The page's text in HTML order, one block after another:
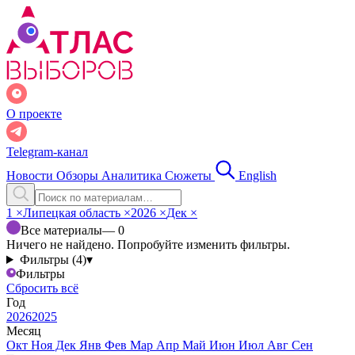
О проекте
Telegram-канал
Новости Обзоры Аналитика Сюжеты English
1 ×Липецкая область ×2026 ×Дек ×
Все материалы— 0
Ничего не найдено. Попробуйте изменить фильтры.
Фильтры (4)▾
Фильтры
Сбросить всё
Год
20262025
Месяц
Окт Ноя Дек Янв Фев Мар Апр Май Июн Июл Авг Сен